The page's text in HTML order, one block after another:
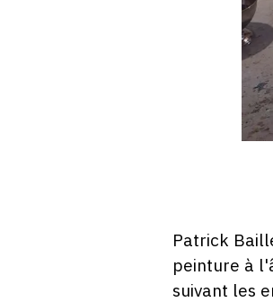
Patrick
peinture à
suivant les